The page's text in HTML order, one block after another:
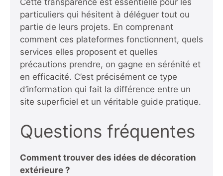
particuliers qui hésitent à déléguer tout ou
partie de leurs projets. En comprenant
comment ces plateformes fonctionnent, quels
services elles proposent et quelles
précautions prendre, on gagne en sérénité et
en efficacité. C’est précisément ce type
d’information qui fait la différence entre un
site superficiel et un véritable guide pratique.
Questions fréquentes
Comment trouver des idées de décoration
extérieure ?